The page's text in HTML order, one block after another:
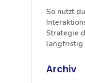
So nutzt
Strategie
langfristig
Archiv